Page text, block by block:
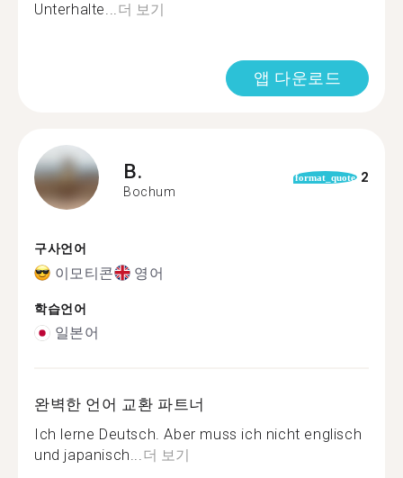
Unterhalte...더 보기
앱 다운로드
B.
Bochum
format_quote 2
구사언어
이모티콘 영어
학습언어
일본어
완벽한 언어 교환 파트너
Ich lerne Deutsch. Aber muss ich nicht englisch
und japanisch...더 보기